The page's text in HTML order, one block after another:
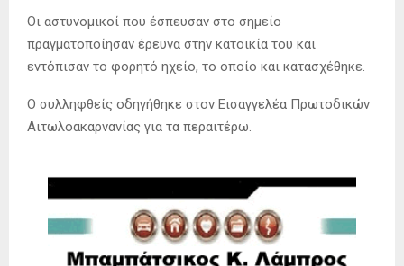
Οι αστυνομικοί που έσπευσαν στο σημείο
πραγματοποίησαν έρευνα στην κατοικία του και
εντόπισαν το φορητό ηχείο, το οποίο και κατασχέθηκε.
Ο συλληφθείς οδηγήθηκε στον Εισαγγελέα Πρωτοδικών
Αιτωλοακαρνανίας για τα περαιτέρω.